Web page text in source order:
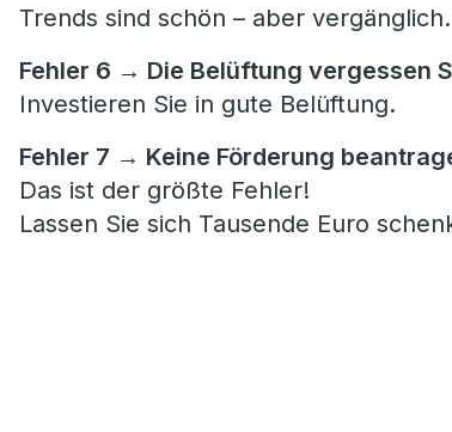
Trends sind schön – aber
Fehler 6 → Die Belüftung vergessen
Investieren Sie in gute Belüftung.
Fehler 7 → Keine Förderung
Das ist der größte Fehler!
Lassen Sie sich Tausende Euro